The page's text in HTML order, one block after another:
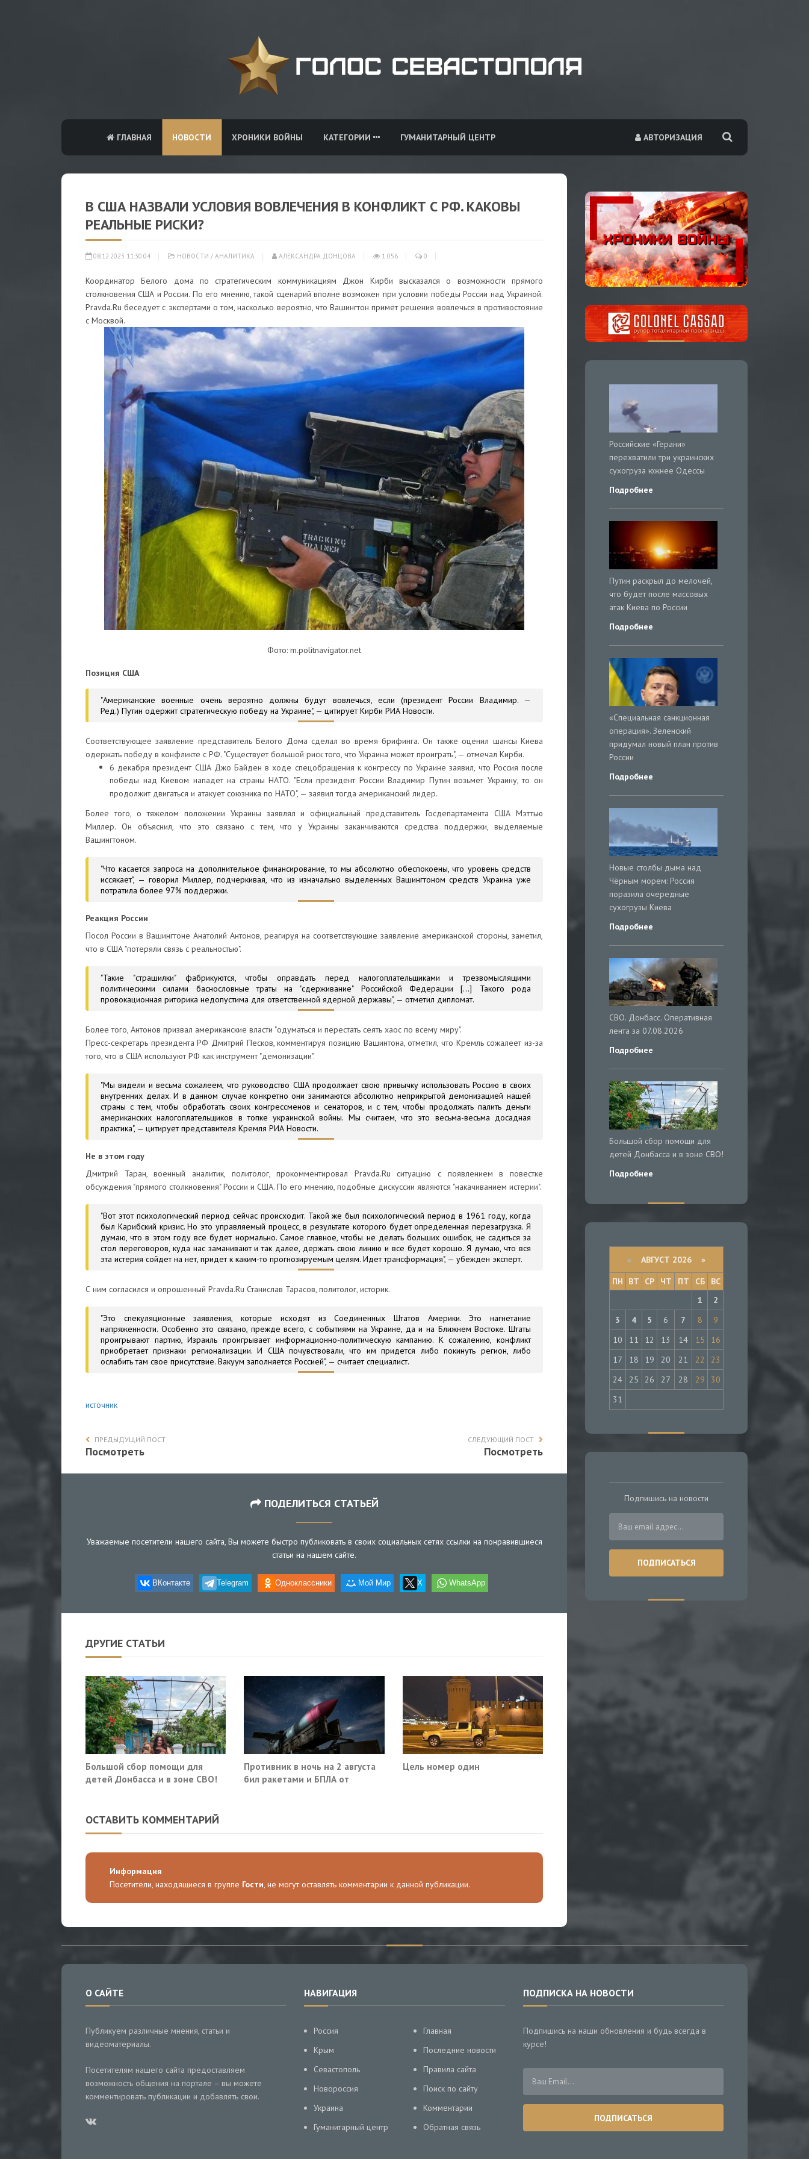
АВТОРИЗАЦИЯ
ГЛАВНАЯ НОВОСТИ ХРОНИКИ ВОЙНЫ КАТЕГОРИИ ГУМАНИТАРНЫЙ ЦЕНТР
В США НАЗВАЛИ УСЛОВИЯ ВОВЛЕЧЕНИЯ В КОНФЛИКТ С РФ. КАКОВЫ
РЕАЛЬНЫЕ РИСКИ?
08.12.2023 11:30:04 НОВОСТИ / АНАЛИТИКА АЛЕКСАНДРА ДОНЦОВА 1 056 0
Координатор Белого дома по стратегическим коммуникациям Джон Кирби высказался о возможности прямого
столкновения США и России. По его мнению, такой сценарий вполне возможен при условии победы России над Украиной.
Pravda.Ru беседует с экспертами о том, насколько вероятно, что Вашингтон примет решения вовлечься в противостояние
с Москвой.
Фото: m.politnavigator.net
Позиция США
"Американские военные очень вероятно должны будут вовлечься, если (президент России Владимир. —
Ред.) Путин одержит стратегическую победу на Украине", — цитирует Кирби РИА Новости.
Соответствующее заявление представитель Белого Дома сделал во время брифинга. Он также оценил шансы Киева
одержать победу в конфликте с РФ. "Существует большой риск того, что Украина может проиграть", — отмечал Кирби.
6 декабря президент США Джо Байден в ходе спецобращения к конгрессу по Украине заявил, что Россия после
победы над Киевом нападет на страны НАТО. "Если президент России Владимир Путин возьмет Украину, то он
продолжит двигаться и атакует союзника по НАТО", — заявил тогда американский лидер.
Более того, о тяжелом положении Украины заявлял и официальный представитель Госдепартамента США Мэттью
Миллер. Он объяснил, что это связано с тем, что у Украины заканчиваются средства поддержки, выделяемые
Вашингтоном.
"Что касается запроса на дополнительное финансирование, то мы абсолютно обеспокоены, что уровень средств
иссякает", — говорил Миллер, подчеркивая, что из изначально выделенных Вашингтоном средств Украина уже
потратила более 97% поддержки.
Реакция России
Посол России в Вашингтоне Анатолий Антонов, реагируя на соответствующие заявление американской стороны, заметил,
что в США "потеряли связь с реальностью".
"Такие "страшилки" фабрикуются, чтобы оправдать перед налогоплательщиками и трезвомыслящими
политическими силами баснословные траты на "сдерживание" Российской Федерации [...] Такого рода
провокационная риторика недопустима для ответственной ядерной державы", — отметил дипломат.
Более того, Антонов призвал американские власти "одуматься и перестать сеять хаос по всему миру".
Пресс-секретарь президента РФ Дмитрий Песков, комментируя позицию Вашинтона, отметил, что Кремль сожалеет из-за
того, что в США используют РФ как инструмент "демонизации".
"Мы видели и весьма сожалеем, что руководство США продолжает свою привычку использовать Россию в своих
внутренних делах. И в данном случае конкретно они занимаются абсолютно неприкрытой демонизацией нашей
страны с тем, чтобы обработать своих конгрессменов и сенаторов, и с тем, чтобы продолжать палить деньги
американских налогоплательщиков в топке украинской войны. Мы считаем, что это весьма-весьма досадная
практика", — цитирует представителя Кремля РИА Новости.
Не в этом году
Дмитрий Таран, военный аналитик, политолог, прокомментировал Pravda.Ru ситуацию с появлением в повестке
обсуждения "прямого столкновения" России и США. По его мнению, подобные дискуссии являются "накачиванием истерии".
"Вот этот психологический период сейчас происходит. Такой же был психологический период в 1961 году, когда
был Карибский кризис. Но это управляемый процесс, в результате которого будет определенная перезагрузка. Я
думаю, что в этом году все будет нормально. Самое главное, чтобы не делать больших ошибок, не садиться за
стол переговоров, куда нас заманивают и так далее, держать свою линию и все будет хорошо. Я думаю, что вся
эта истерия сойдет на нет, придет к каким-то прогнозируемым целям. Идет трансформация", — убежден эксперт.
С ним согласился и опрошенный Pravda.Ru Станислав Тарасов, политолог, историк.
"Это спекуляционные заявления, которые исходят из Соединенных Штатов Америки. Это нагнетание
напряженности. Особенно это связано, прежде всего, с событиями на Украине, да и на Ближнем Востоке. Штаты
проигрывают партию, Израиль проигрывает информационно-политическую кампанию. К сожалению, конфликт
приобретает признаки регионализации. И США почувствовали, что им придется либо покинуть регион, либо
ослабить там свое присутствие. Вакуум заполняется Россией", — считает специалист.
источник
ПРЕДЫДУЩИЙ ПОСТ
Посмотреть
СЛЕДУЮЩИЙ ПОСТ
Посмотреть
ПОДЕЛИТЬСЯ СТАТЬЕЙ
Уважаемые посетители нашего сайта, Вы можете быстро публиковать в своих социальных сетях ссылки на понравившиеся
статьи на нашем сайте.
ВКонтакте Telegram Одноклассники Мой Мир X WhatsApp
ДРУГИЕ СТАТЬИ
Большой сбор помощи для
детей Донбасса и в зоне СВО!
Противник в ночь на 2 августа
бил ракетами и БПЛА от
Цель номер один
ОСТАВИТЬ КОММЕНТАРИЙ
Информация
Посетители, находящиеся в группе Гости, не могут оставлять комментарии к данной публикации.
Российские «Герани»
перехватили три украинских
сухогруза южнее Одессы
Подробнее
Путин раскрыл до мелочей,
что будет после массовых
атак Киева по России
Подробнее
«Специальная санкционная
операция». Зеленский
придумал новый план против
России
Подробнее
Новые столбы дыма над
Чёрным морем: Россия
поразила очередные
сухогрузы Киева
Подробнее
СВО. Донбасс. Оперативная
лента за 07.08.2026
Подробнее
Большой сбор помощи для
детей Донбасса и в зоне СВО!
Подробнее
« АВГУСТ 2026 »
ПН
ВТ СР ЧТ ПТ СБ
ВС
1
2
3
4 5 6 7 8
9
10
11 12 13 14 15
16
17
18 19 20 21 22
23
24
25 26 27 28 29
30
31
Подпишись на новости
О САЙТЕ
Публикуем различные мнения, статьи и
видеоматериалы.
Посетителям нашего сайта предоставляем
возможность общения на портале – вы можете
комментировать публикации и добавлять свои.
НАВИГАЦИЯ
Россия
Крым
Севастополь
Новороссия
Украина
Гуманитарный центр
Главная
Последние новости
Правила сайта
Поиск по сайту
Комментарии
Обратная связь
ПОДПИСКА НА НОВОСТИ
Подпишись на наши обновления и будь всегда в
курсе!